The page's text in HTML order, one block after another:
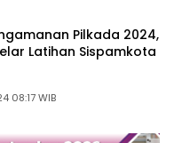
Pilkada 2024,
Latihan Sispamkota
08:17 WIB